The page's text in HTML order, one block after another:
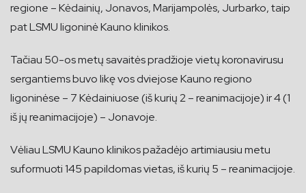
regione – Kėdainių, Jonavos, Marijampolės, Jurbarko, taip
pat LSMU ligoninė Kauno klinikos.
Tačiau 50-os metų savaitės pradžioje vietų koronavirusu
sergantiems buvo likę vos dviejose Kauno regiono
ligoninėse – 7 Kėdainiuose (iš kurių 2 – reanimacijoje) ir 4 (1
iš jų reanimacijoje) – Jonavoje.
Vėliau LSMU Kauno klinikos pažadėjo artimiausiu metu
suformuoti 145 papildomas vietas, iš kurių 5 – reanimacijoje.